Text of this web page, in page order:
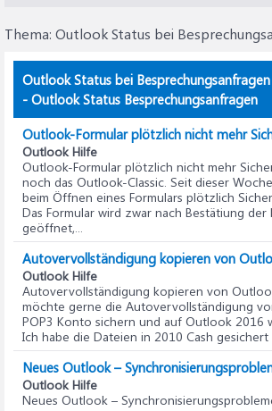
Thema: Outlook Status bei
Outlook Status bei
- Outlook Status Besprechungsanfragen
Outlook-Formular plötzlich nicht mehr
Outlook Hilfe
Outlook-Formular plötzlich nicht mehr
noch das Outlook-Classic. Seit dieser
beim Öffnen eines Formulars plötzlich
Das Formular wird zwar nach Bestätiung der
geöffnet,...
Autovervollständigung kopieren von
Outlook Hilfe
Autovervollständigung kopieren von
möchte gerne die Autovervollständigung
POP3 Konto sichern und auf Outlook 2016
Ich habe die Dateien in 2010 Cash gesichert
Neues Outlook –
Outlook Hilfe
Neues Outlook –